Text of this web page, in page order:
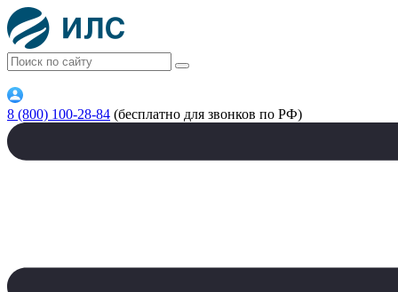
8 (800) 100-28-84 (бесплатно для звонков по РФ)